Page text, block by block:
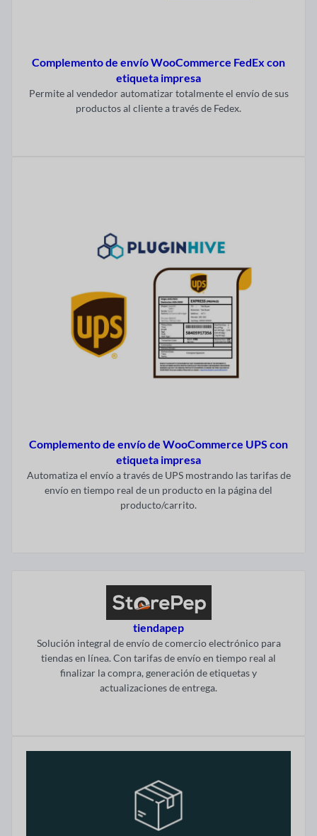
Complemento de envío WooCommerce FedEx con
etiqueta impresa
Permite al vendedor automatizar totalmente el envío de sus
productos al cliente a través de Fedex.
Complemento de envío de WooCommerce UPS con
etiqueta impresa
Automatiza el envío a través de UPS mostrando las tarifas de
envío en tiempo real de un producto en la página del
producto/carrito.
tiendapep
Solución integral de envío de comercio electrónico para
tiendas en línea. Con tarifas de envío en tiempo real al
finalizar la compra, generación de etiquetas y
actualizaciones de entrega.